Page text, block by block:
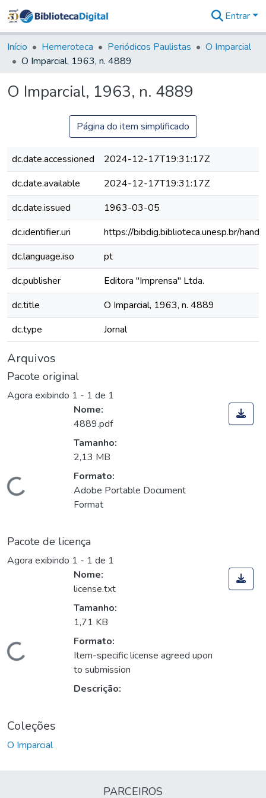
&
Coleções
Tudo na
Digital
Entrar
Início Hemeroteca Periódicos Paulistas
O Imparcial
O Imparcial, 1963, n. 4889
O Imparcial, 1963, n. 4889
Página do item simplificado
dc.date.accessioned
2024-12-17T19:31:17Z
dc.date.available
2024-12-17T19:31:17Z
dc.date.issued
1963-03-05
dc.identifier.uri
https://bibdig.biblioteca.unesp.br/
dc.language.iso
pt
dc.publisher
Editora "Imprensa" Ltda.
dc.title
O Imparcial, 1963, n. 4889
dc.type
Jornal
Arquivos
Pacote original
Agora exibindo 1 - 1 de 1
Carregando...
Nome:
4889.pdf
Tamanho:
2,13 MB
Formato:
Adobe Portable Document
Format
Pacote de licença
Agora exibindo 1 - 1 de 1
Carregando...
Nome:
license.txt
Tamanho:
1,71 KB
Formato:
Item-specific license agreed upon
to submission
Descrição:
Coleções
O Imparcial
PARCEIROS